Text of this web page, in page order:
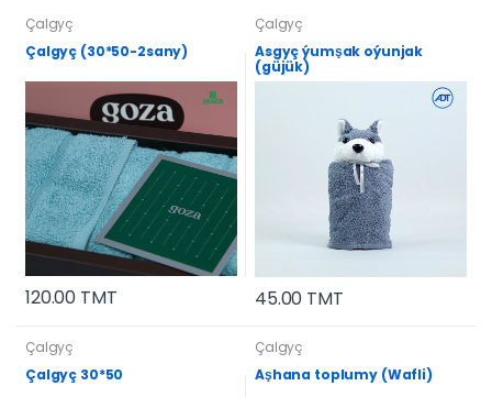
Çalgyç
Çalgyç (30*50-2sany)
120.00 TMT
Çalgyç
Asgyç ýumşak oýunjak
(güjük)
45.00 TMT
Çalgyç
Çalgyç 30*50
Çalgyç
Aşhana toplumy (Wafli)